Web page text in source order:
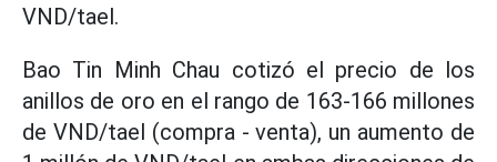
VND/tael.
Bao Tin Minh Chau cotizó el precio de los
anillos de oro en el rango de 163-166 millones
de VND/tael (compra - venta), un aumento de